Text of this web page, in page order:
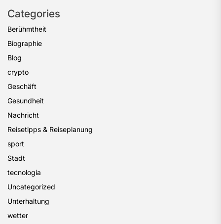
Categories
Berühmtheit
Biographie
Blog
crypto
Geschäft
Gesundheit
Nachricht
Reisetipps & Reiseplanung
sport
Stadt
tecnologia
Uncategorized
Unterhaltung
wetter